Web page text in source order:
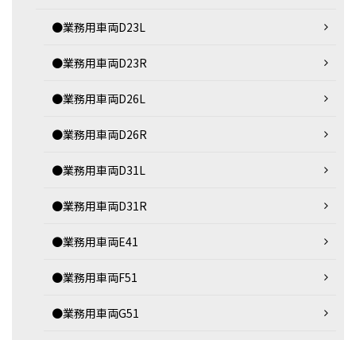
●業務用車両D23L
●業務用車両D23R
●業務用車両D26L
●業務用車両D26R
●業務用車両D31L
●業務用車両D31R
●業務用車両E41
●業務用車両F51
●業務用車両G51